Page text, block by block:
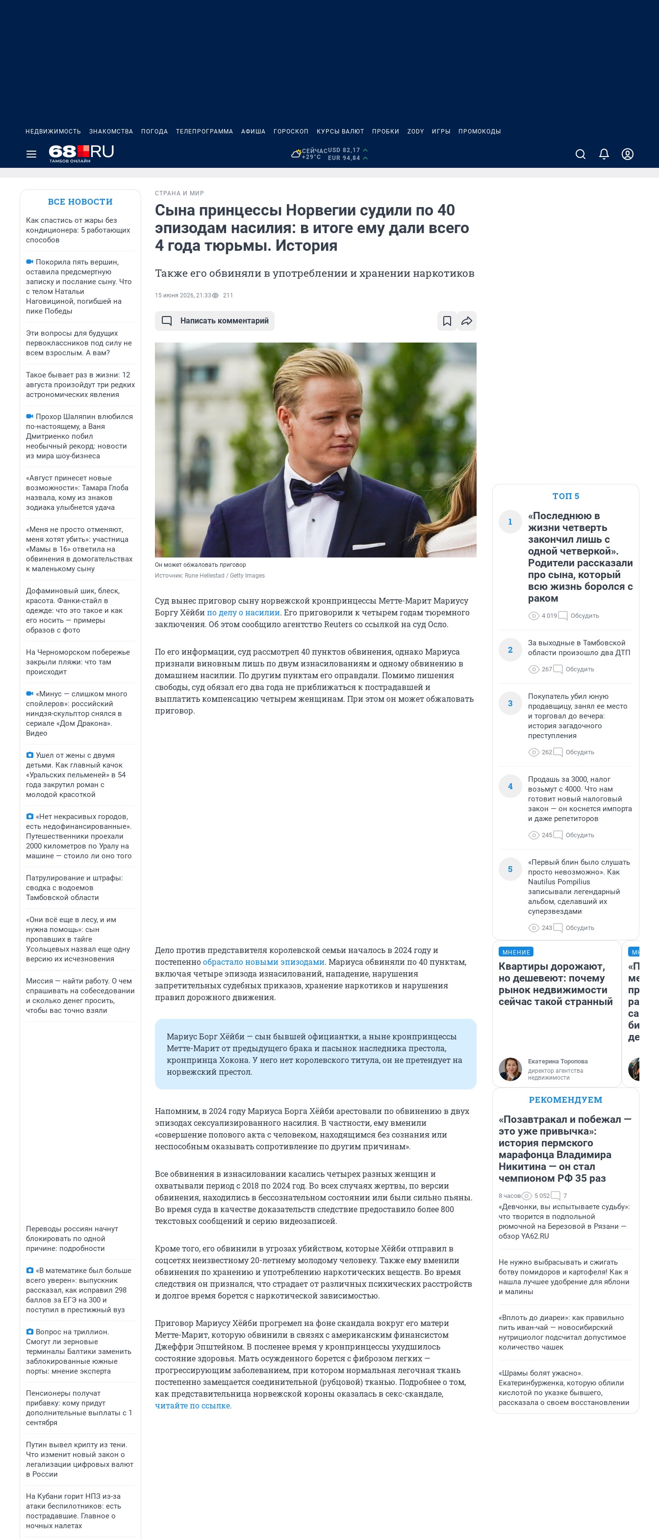
НЕДВИЖИМОСТЬ ЗНАКОМСТВА ПОГОДА ТЕЛЕПРОГРАММА АФИША ГОРОСКОП КУРСЫ ВАЛЮТ ПРОБКИ ZODY ИГРЫ ПРОМОКОДЫ
СЕЙЧАС
+29°C
USD 82,17
EUR 94,84
ВСЕ НОВОСТИ
Как спастись от жары без
кондиционера: 5 работающих
способов
Покорила пять вершин,
оставила предсмертную
записку и послание сыну. Что
с телом Натальи
Наговициной, погибшей на
пике Победы
Эти вопросы для будущих
первоклассников под силу не
всем взрослым. А вам?
Такое бывает раз в жизни: 12
августа произойдут три редких
астрономических явления
Прохор Шаляпин влюбился
по-настоящему, а Ваня
Дмитриенко побил
необычный рекорд: новости
из мира шоу-бизнеса
«Август принесет новые
возможности»: Тамара Глоба
назвала, кому из знаков
зодиака улыбнется удача
«Меня не просто отменяют,
меня хотят убить»: участница
«Мамы в 16» ответила на
обвинения в домогательствах
к маленькому сыну
Дофаминовый шик, блеск,
красота. Фанки-стайл в
одежде: что это такое и как
его носить — примеры
образов с фото
На Черноморском побережье
закрыли пляжи: что там
происходит
«Минус — слишком много
спойлеров»: российский
ниндзя-скульптор снялся в
сериале «Дом Дракона».
Видео
Ушел от жены с двумя
детьми. Как главный качок
«Уральских пельменей» в 54
года закрутил роман с
молодой красоткой
«Нет некрасивых городов,
есть недофинансированные».
Путешественники проехали
2000 километров по Уралу на
машине — стоило ли оно того
Патрулирование и штрафы:
сводка с водоемов
Тамбовской области
«Они всё еще в лесу, и им
нужна помощь»: сын
пропавших в тайге
Усольцевых назвал еще одну
версию их исчезновения
Миссия — найти работу. О чем
спрашивать на собеседовании
и сколько денег просить,
чтобы вас точно взяли
Переводы россиян начнут
блокировать по одной
причине: подробности
«В математике был больше
всего уверен»: выпускник
рассказал, как исправил 298
баллов за ЕГЭ на 300 и
поступил в престижный вуз
Вопрос на триллион.
Смогут ли зерновые
терминалы Балтики заменить
заблокированные южные
порты: мнение эксперта
Пенсионеры получат
прибавку: кому придут
дополнительные выплаты с 1
сентября
Путин вывел крипту из тени.
Что изменит новый закон о
легализации цифровых валют
в России
На Кубани горит НПЗ из-за
атаки беспилотников: есть
пострадавшие. Главное о
ночных налетах
СТРАНА И МИР
Сына принцессы Норвегии судили по 40
эпизодам насилия: в итоге ему дали всего
4 года тюрьмы. История
Также его обвиняли в употреблении и хранении наркотиков
15 июня 2026, 21:33 211
Написать комментарий
Он может обжаловать приговор
Источник: Rune Hellestad / Getty Images
Суд вынес приговор сыну норвежской кронпринцессы Метте-Марит Мариусу
Боргу Хёйбипо делу о насилии. Его приговорили к четырем годам тюремного
заключения. Об этом сообщило агентство Reuters со ссылкой на суд Осло.
По его информации, суд рассмотрел 40 пунктов обвинения, однако Мариуса
признали виновным лишь по двум изнасилованиям и одному обвинению в
домашнем насилии. По другим пунктам его оправдали. Помимо лишения
свободы, суд обязал его два года не приближаться к пострадавшей и
выплатить компенсацию четырем женщинам. При этом он может обжаловать
приговор.
Дело против представителя королевской семьи началось в 2024 году и
постепеннообрастало новыми эпизодами. Мариуса обвиняли по 40 пунктам,
включая четыре эпизода изнасилований, нападение, нарушения
запретительных судебных приказов, хранение наркотиков и нарушения
правил дорожного движения.
Мариус Борг Хёйби — сын бывшей официантки, а ныне кронпринцессы
Метте-Марит от предыдущего брака и пасынок наследника престола,
кронпринца Хокона. У него нет королевского титула, он не претендует на
норвежский престол.
Напомним, в 2024 году Мариуса Борга Хёйби арестовали по обвинению в двух
эпизодах сексуализированного насилия. В частности, ему вменили
«совершение полового акта с человеком, находящимся без сознания или
неспособным оказывать сопротивление по другим причинам».
Все обвинения в изнасиловании касались четырех разных женщин и
охватывали период с 2018 по 2024 год. Во всех случаях жертвы, по версии
обвинения, находились в бессознательном состоянии или были сильно пьяны.
Во время суда в качестве доказательств следствие предоставило более 800
текстовых сообщений и серию видеозаписей.
Кроме того, его обвинили в угрозах убийством, которые Хёйби отправил в
соцсетях неизвестному 20-летнему молодому человеку. Также ему вменили
обвинения по хранению и употреблению наркотических веществ. Во время
следствия он признался, что страдает от различных психических расстройств
и долгое время борется с наркотической зависимостью.
Приговор Мариусу Хёйби прогремел на фоне скандала вокруг его матери
Метте-Марит, которую обвинили в связях с американским финансистом
Джеффри Эпштейном. В посленее время у кронпринцессы ухудшилось
состояние здоровья. Мать осужденного борется с фиброзом легких —
прогрессирующим заболеванием, при котором нормальная легочная ткань
постепенно замещается соединительной (рубцовой) тканью. Подробнее о том,
как представительница норвежской короны оказалась в секс-скандале,
читайте по ссылке.
ТОП 5
1
«Последнюю в
жизни четверть
закончил лишь с
одной четверкой».
Родители рассказали
про сына, который
всю жизнь боролся с
раком
4 019 Обсудить
2
За выходные в Тамбовской
области произошло два ДТП
267 Обсудить
3
Покупатель убил юную
продавщицу, занял ее место
и торговал до вечера:
история загадочного
преступления
262 Обсудить
4
Продашь за 3000, налог
возьмут с 4000. Что нам
готовит новый налоговый
закон — он коснется импорта
и даже репетиторов
245 Обсудить
5
«Первый блин было слушать
просто невозможно». Как
Nautilus Pompilius
записывали легендарный
альбом, сделавший их
суперзвездами
243 Обсудить
МНЕНИЕ
Квартиры дорожают,
но дешевеют: почему
рынок недвижимости
сейчас такой странный
Екатерина Торопова
директор агентства
недвижимости
РЕКОМЕНДУЕМ
«Позавтракал и побежал —
это уже привычка»:
история пермского
марафонца Владимира
Никитина — он стал
чемпионом РФ 35 раз
8 часов 5 052 7
«Девчонки, вы испытываете судьбу»:
что творится в подпольной
рюмочной на Березовой в Рязани —
обзор YA62.RU
Не нужно выбрасывать и сжигать
ботву помидоров и картофеля! Как я
нашла лучшее удобрение для яблони
и малины
«Вплоть до диареи»: как правильно
пить иван-чай — новосибирский
нутрициолог подсчитал допустимое
количество чашек
«Шрамы болят ужасно».
Екатеринбурженка, которую облили
кислотой по указке бывшего,
рассказала о своем восстановлении